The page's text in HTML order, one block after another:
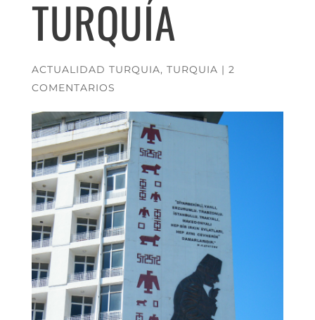
TURQUÍA
ACTUALIDAD TURQUIA, TURQUIA | 2
COMENTARIOS